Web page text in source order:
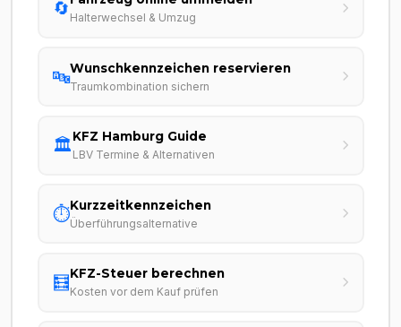
🔄 Halterwechsel & Umzug
🔤Wunschkennzeichen reservieren
Traumkombination sichern
🏛️KFZ Hamburg Guide
LBV Termine & Alternativen
⏱️Kurzzeitkennzeichen
Überführungsalternative
🧮KFZ-Steuer berechnen
Kosten vor dem Kauf prüfen